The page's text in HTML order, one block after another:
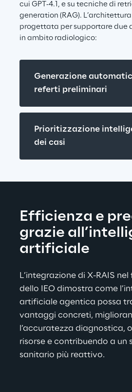
cui GPT‑4.1, e su tecniche di
generation (RAG).
progettata per supportare due
in ambito radiologico:
Generazione
referti preliminari
Prioritizzazione
dei casi
Efficienza e
grazie
artificiale
L’integrazione di X-RAIS
dello IEO dimostra come
artificiale agentica possa
vantaggi concreti,
l’accuratezza diagnostica,
risorse e contribuendo a un
sanitario più reattivo.